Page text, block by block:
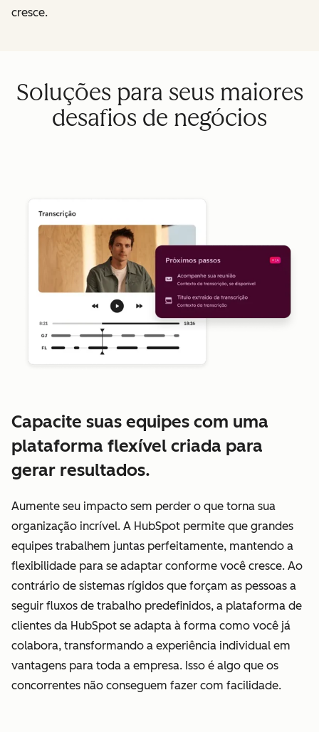
cresce.
Soluções para seus maiores
desafios de negócios
Capacite suas equipes com uma
plataforma flexível criada para
gerar resultados.
Aumente seu impacto sem perder o que torna sua
organização incrível. A HubSpot permite que grandes
equipes trabalhem juntas perfeitamente, mantendo a
flexibilidade para se adaptar conforme você cresce. Ao
contrário de sistemas rígidos que forçam as pessoas a
seguir fluxos de trabalho predefinidos, a plataforma de
clientes da HubSpot se adapta à forma como você já
colabora, transformando a experiência individual em
vantagens para toda a empresa. Isso é algo que os
concorrentes não conseguem fazer com facilidade.